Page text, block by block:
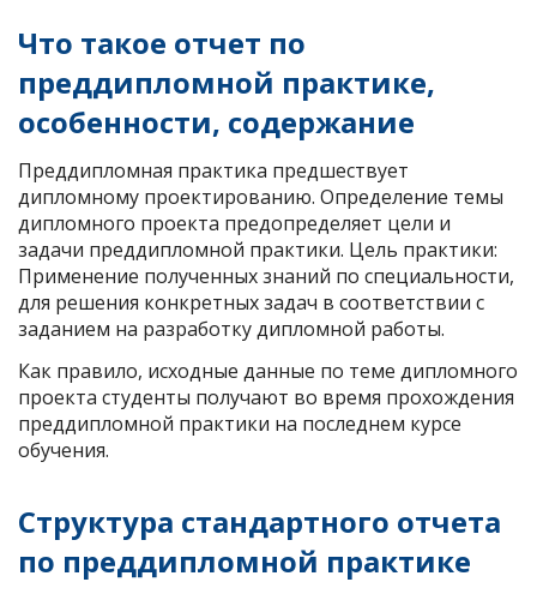
Что такое отчет по
преддипломной практике,
особенности, содержание
Преддипломная практика предшествует
дипломному проектированию. Определение темы
дипломного проекта предопределяет цели и
задачи преддипломной практики. Цель практики:
Применение полученных знаний по специальности,
для решения конкретных задач в соответствии с
заданием на разработку дипломной работы.
Как правило, исходные данные по теме дипломного
проекта студенты получают во время прохождения
преддипломной практики на последнем курсе
обучения.
Структура стандартного отчета
по преддипломной практике